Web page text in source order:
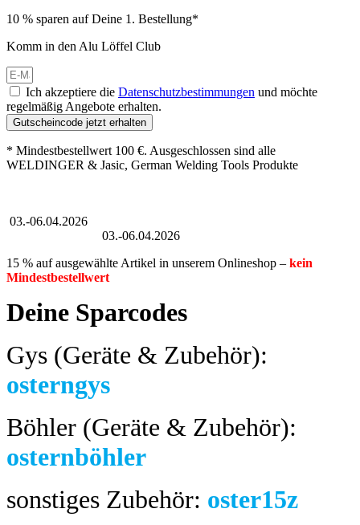
10 % sparen auf Deine 1. Bestellung*
Komm in den Alu Löffel Club
Ich akzeptiere die Datenschutzbestimmungen und möchte
regelmäßig Angebote erhalten.
Gutscheincode jetzt erhalten
* Mindestbestellwert 100 €. Ausgeschlossen sind alle
WELDINGER & Jasic, German Welding Tools Produkte
03.-06.04.2026
03.-06.04.2026
15 % auf ausgewählte Artikel in unserem Onlineshop – kein
Mindestbestellwert
Deine Sparcodes
Gys (Geräte & Zubehör):
osterngys
Böhler (Geräte & Zubehör):
osternböhler
sonstiges Zubehör: oster15z